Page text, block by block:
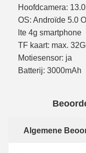
Hoofdcamera:
OS: Androïde 5.0
lte 4g smartphone
TF kaart: max.
Motiesensor: ja
Batterij: 3000mAh
Algemene